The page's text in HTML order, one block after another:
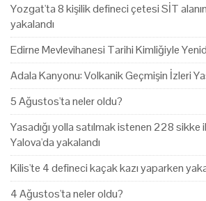
Yozgat'ta 8 kişilik defineci çetesi SİT
yakalandı
Edirne Mevlevihanesi Tarihi Kimliğiyle
Adala Kanyonu: Volkanik Geçmişin İzleri
5 Ağustos'ta neler oldu?
Yasadığı yolla satılmak istenen 228
Yalova'da yakalandı
Kilis'te 4 defineci kaçak kazı yaparken
4 Ağustos'ta neler oldu?